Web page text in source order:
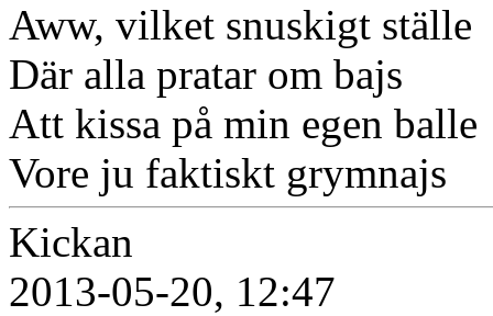
Aww, vilket snuskigt ställe
Där alla pratar om bajs
Att kissa på min egen balle
Vore ju faktiskt grymnajs
Kickan
2013-05-20, 12:47